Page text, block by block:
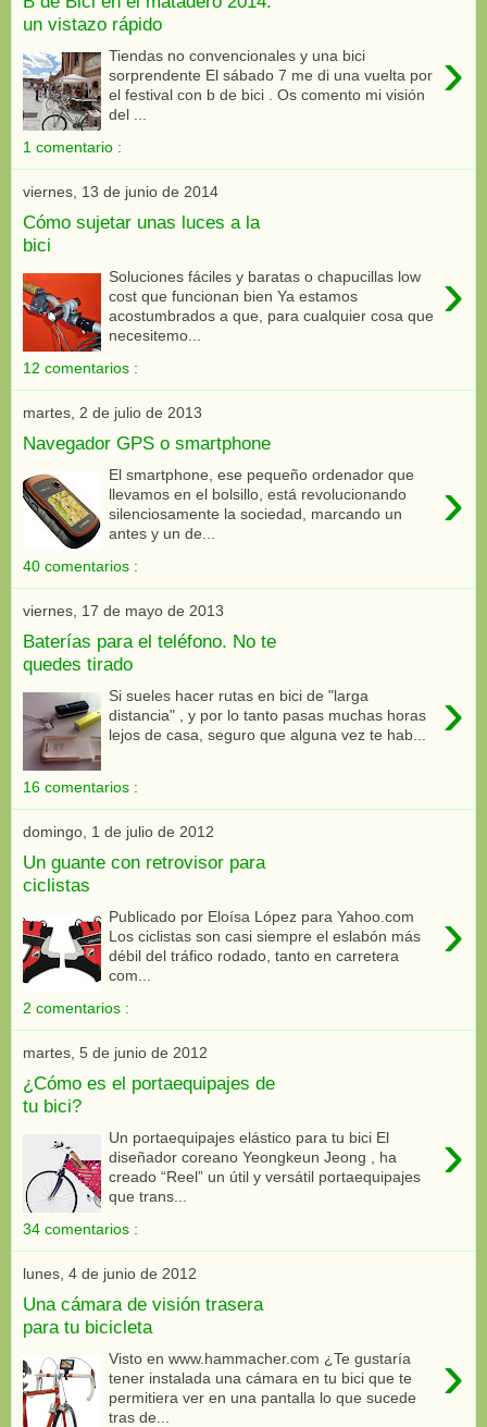
un vistazo rápido
›
Tiendas no convencionales y una bici
sorprendente El sábado 7 me di una vuelta por
el festival con b de bici . Os comento mi visión
del ...
1 comentario :
viernes, 13 de junio de 2014
Cómo sujetar unas luces a la
bici
›
Soluciones fáciles y baratas o chapucillas low
cost que funcionan bien Ya estamos
acostumbrados a que, para cualquier cosa que
necesitemo...
12 comentarios :
martes, 2 de julio de 2013
Navegador GPS o smartphone
›
El smartphone, ese pequeño ordenador que
llevamos en el bolsillo, está revolucionando
silenciosamente la sociedad, marcando un
antes y un de...
40 comentarios :
viernes, 17 de mayo de 2013
Baterías para el teléfono. No te
quedes tirado
›
Si sueles hacer rutas en bici de "larga
distancia" , y por lo tanto pasas muchas horas
lejos de casa, seguro que alguna vez te hab...
16 comentarios :
domingo, 1 de julio de 2012
Un guante con retrovisor para
ciclistas
›
Publicado por Eloísa López para Yahoo.com
Los ciclistas son casi siempre el eslabón más
débil del tráfico rodado, tanto en carretera
com...
2 comentarios :
martes, 5 de junio de 2012
¿Cómo es el portaequipajes de
tu bici?
›
Un portaequipajes elástico para tu bici El
diseñador coreano Yeongkeun Jeong , ha
creado “Reel” un útil y versátil portaequipajes
que trans...
34 comentarios :
lunes, 4 de junio de 2012
Una cámara de visión trasera
para tu bicicleta
›
Visto en www.hammacher.com ¿Te gustaría
tener instalada una cámara en tu bici que te
permitiera ver en una pantalla lo que sucede
tras de...